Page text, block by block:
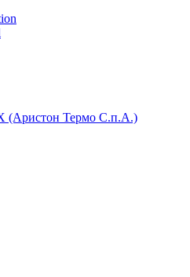
(Аристон Термо С.п.А.)